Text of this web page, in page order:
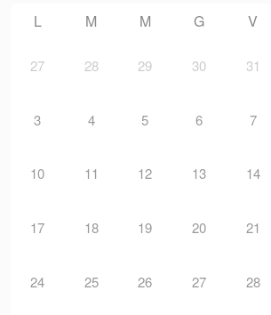
L M M G V
27 28 29 30 31
3 4 5 6 7
10 11 12 13 14
17 18 19 20 21
24 25 26 27 28